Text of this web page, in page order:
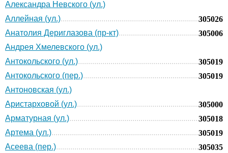
Александра Невского (ул.)
Аллейная (ул.)
305026
Анатолия Дериглазова (пр-кт)
305006
Андрея Хмелевского (ул.)
Антокольского (ул.)
305019
Антокольского (пер.)
305019
Антоновская (ул.)
Аристарховой (ул.)
305000
Арматурная (ул.)
305018
Артема (ул.)
305019
Асеева (пер.)
305035